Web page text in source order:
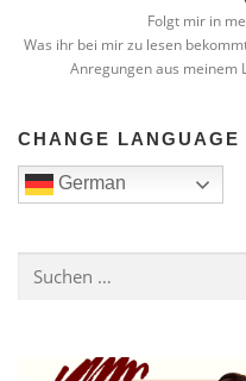
Folgt mir in
Was ihr bei mir zu lesen
Anregungen aus meinem
CHANGE LANGUAGE
German
nach: